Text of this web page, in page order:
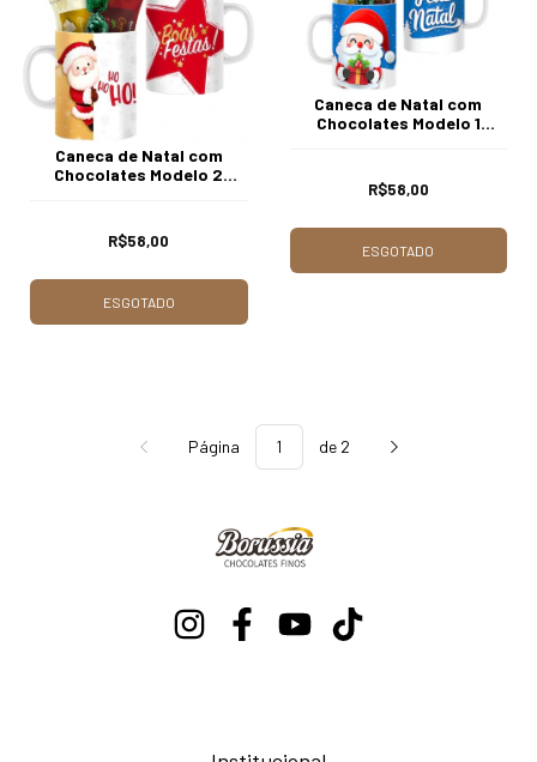
Caneca de Natal com
Chocolates Modelo 2
R$58,00
ESGOTADO
Caneca de Natal com
Chocolates Modelo 1
R$58,00
ESGOTADO
Página de 2